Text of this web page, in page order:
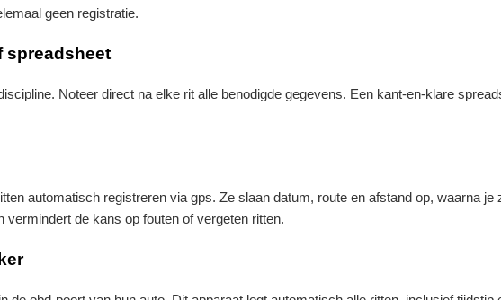
geen registratie.
spreadsheet
Noteer direct na elke rit alle benodigde gegevens. Een kant-en-klare
automatisch registreren via gps. Ze slaan datum, route en afstand op, waarna je
de kans op fouten of vergeten ritten.